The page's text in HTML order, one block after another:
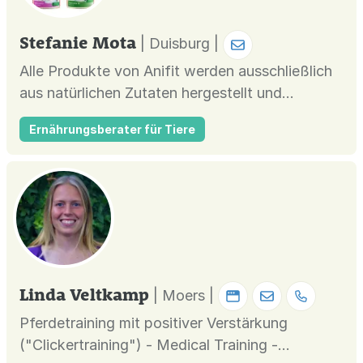
Stefanie Mota
| Duisburg |
Alle Produkte von Anifit werden ausschließlich
aus natürlichen Zutaten hergestellt und
entsprechen somit den höchsten Ansprüchen an
eine ausgewogene Ernährung. In unserem ANIfit
Auswahl an hochwertigen Futterprodukten für
jeden Bedarf an. Ob Nassfutter, Sn...
Ernährungsberater für Tiere
Linda Veltkamp
| Moers |
Pferdetraining mit positiver Verstärkung
("Clickertraining") - Medical Training -